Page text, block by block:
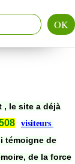
, le site a déjà
visiteurs
témoigne de
de la force